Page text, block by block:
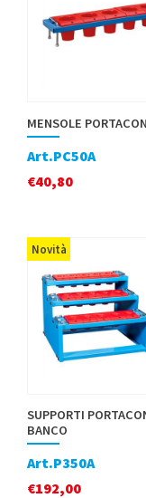
MENSOLE
Art.PC50A
€40,80
Novità
SUPPORTI
BANCO
Art.P350A
€192,00